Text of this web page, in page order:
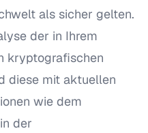
als sicher gelten.
der in Ihrem
kryptografischen
diese mit aktuellen
wie dem
der